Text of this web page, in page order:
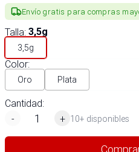
Envío gratis para compras
Talla: 3,5g
3,5g
Color:
Oro Plata
Cantidad:
-
+ 10+ disponibles